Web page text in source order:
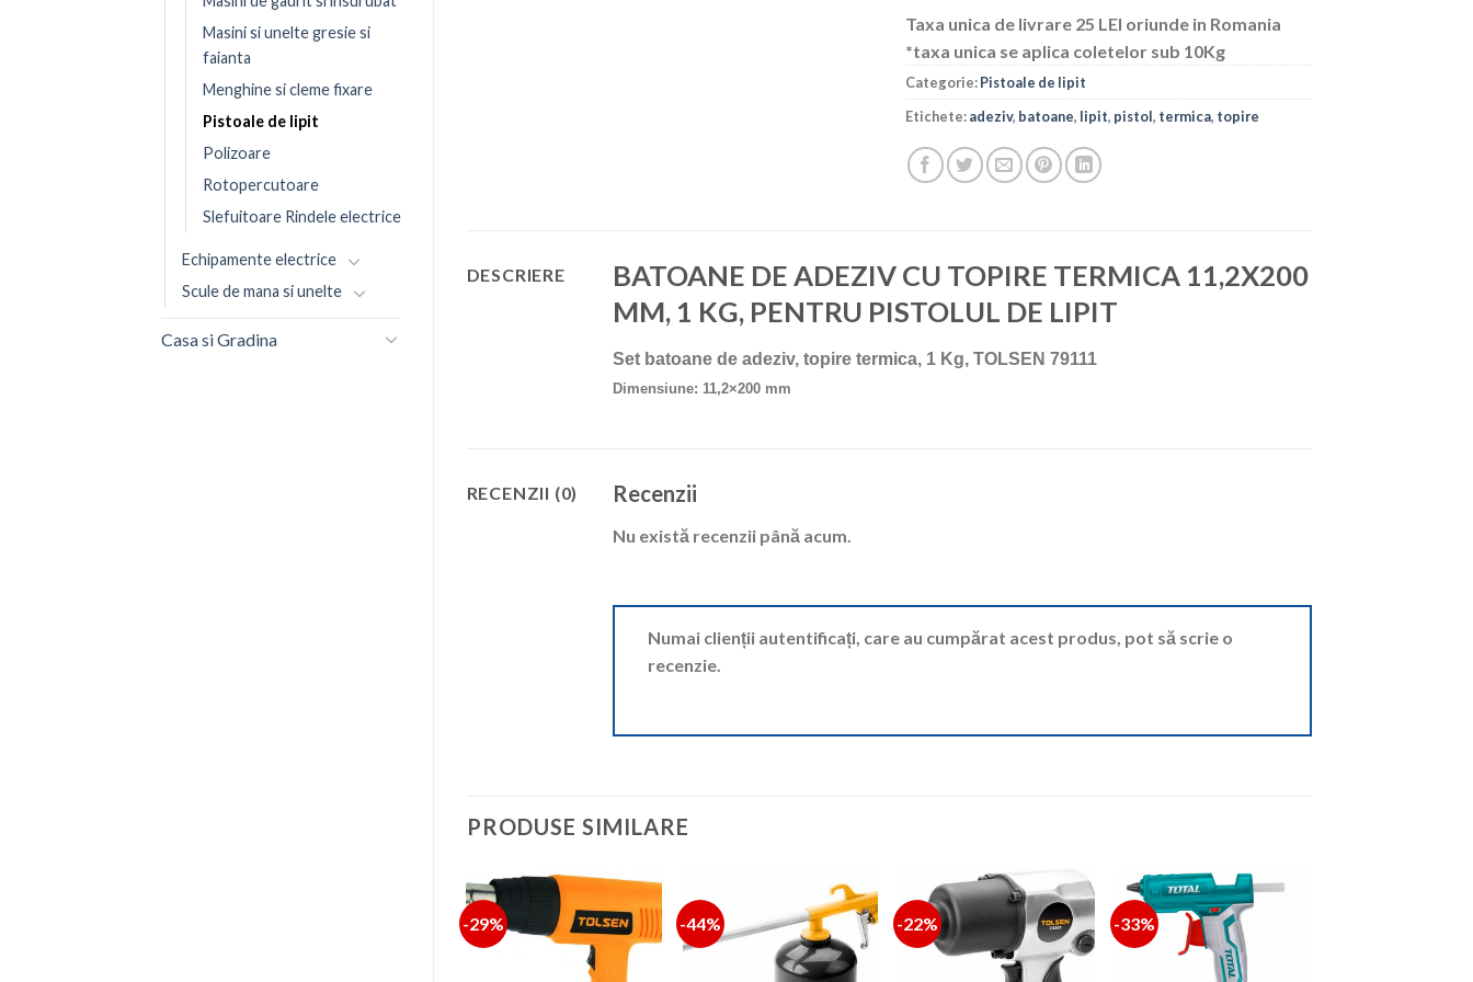
Masini si unelte gresie si
faianta
Menghine si cleme fixare
Pistoale de lipit
Polizoare
Rotopercutoare
Slefuitoare Rindele electrice
Echipamente electrice
Scule de mana si unelte
Casa si Gradina
Taxa unica de livrare 25 LEI oriunde in Romania
*taxa unica se aplica coletelor sub 10Kg
Categorie:Pistoale de lipit
Etichete:adeziv, batoane, lipit, pistol, termica, topire
DESCRIERE
BATOANE DE ADEZIV CU TOPIRE TERMICA 11,2X200
MM, 1 KG, PENTRU PISTOLUL DE LIPIT
Set batoane de adeziv, topire termica, 1 Kg, TOLSEN 79111
Dimensiune: 11,2×200 mm
RECENZII (0) Recenzii
Nu există recenzii până acum.
Numai clienții autentificați, care au cumpărat acest produs, pot să scrie o
recenzie.
PRODUSE SIMILARE
-29% -44% -22% -33%